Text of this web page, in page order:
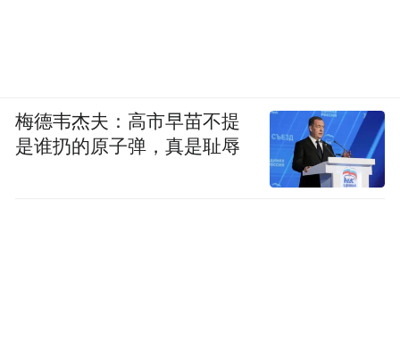
梅德韦杰夫：高市早苗不提
是谁扔的原子弹，真是耻辱